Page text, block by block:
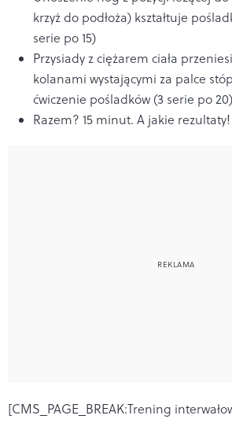
krzyż do podłoża) kształtuje
serie po 15)
Przysiady z ciężarem ciała
kolanami wystającymi za palce
ćwiczenie pośladków (3 serie po 20)
Razem? 15 minut. A jakie rezultaty!
[CMS_PAGE_BREAK:Trening